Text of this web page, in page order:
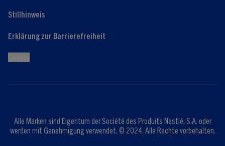
Stillhinweis
Erklärung zur Barrierefreiheit
Alle Marken sind Eigentum der Société des Produits Nestlé, S.A. oder
werden mit Genehmigung verwendet. © 2024. Alle Rechte vorbehalten.